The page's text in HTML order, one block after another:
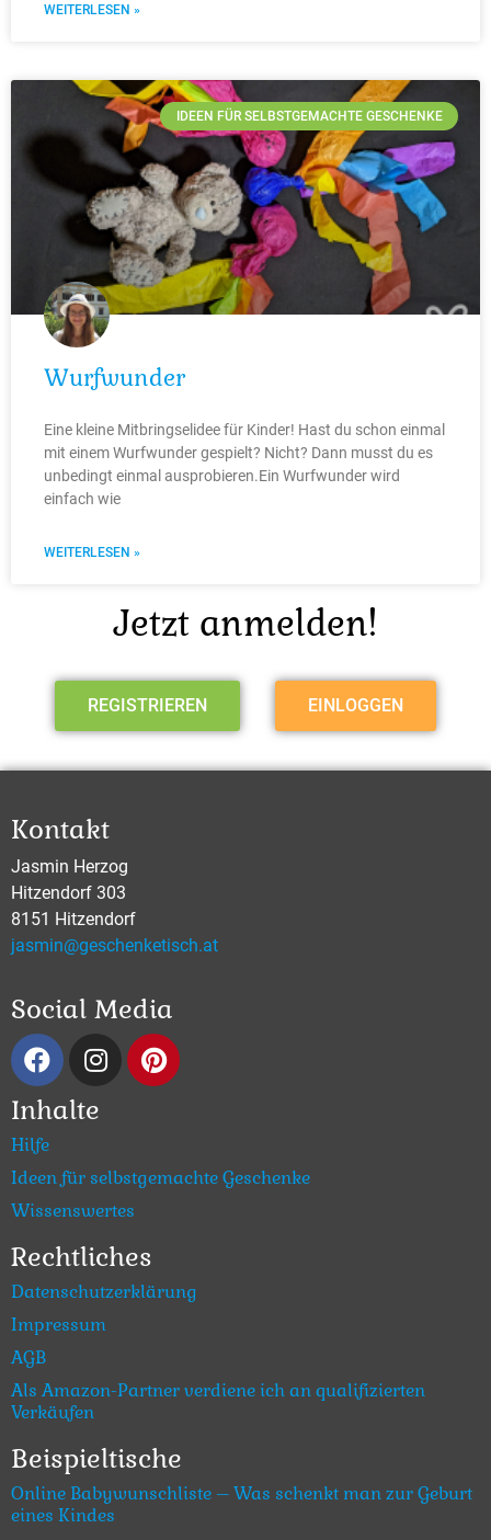
WEITERLESEN »
IDEEN FÜR SELBSTGEMACHTE GESCHENKE
Wurfwunder
Eine kleine Mitbringselidee für Kinder! Hast du schon einmal
mit einem Wurfwunder gespielt? Nicht? Dann musst du es
unbedingt einmal ausprobieren.Ein Wurfwunder wird
einfach wie
WEITERLESEN »
Jetzt anmelden!
REGISTRIEREN EINLOGGEN
Kontakt
Jasmin Herzog
Hitzendorf 303
8151 Hitzendorf
jasmin@geschenketisch.at
Social Media
Inhalte
Hilfe
Ideen für selbstgemachte Geschenke
Wissenswertes
Rechtliches
Datenschutzerklärung
Impressum
AGB
Als Amazon-Partner verdiene ich an qualifizierten
Verkäufen
Beispieltische
Online Babywunschliste – Was schenkt man zur Geburt
eines Kindes